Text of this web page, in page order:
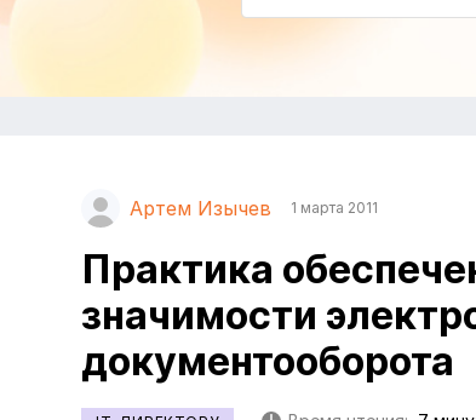
Артем Изычев 1 марта 2011
Практика
значимости
документооборота